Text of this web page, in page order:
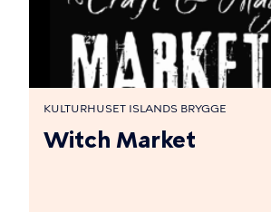
KULTURHUSET ISLANDS BRYGGE
Witch Market